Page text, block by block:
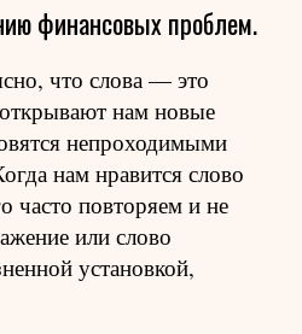
финансовых проблем.
что слова — это
нам новые
непроходимыми
нам нравится слово
часто повторяем и не
или слово
установкой,